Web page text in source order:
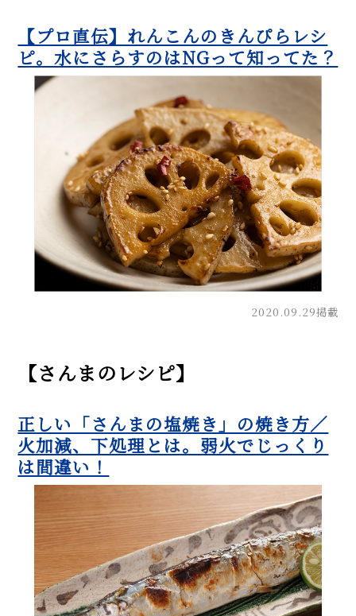
【プロ直伝】れんこんのきんぴらレシ
ピ。水にさらすのはNGって知ってた？
2020.09.29掲載
【さんまのレシピ】
正しい「さんまの塩焼き」の焼き方／
火加減、下処理とは。弱火でじっくり
は間違い！